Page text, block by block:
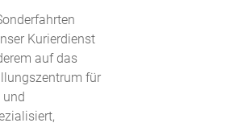
Kurierdienst
auf das
für
und